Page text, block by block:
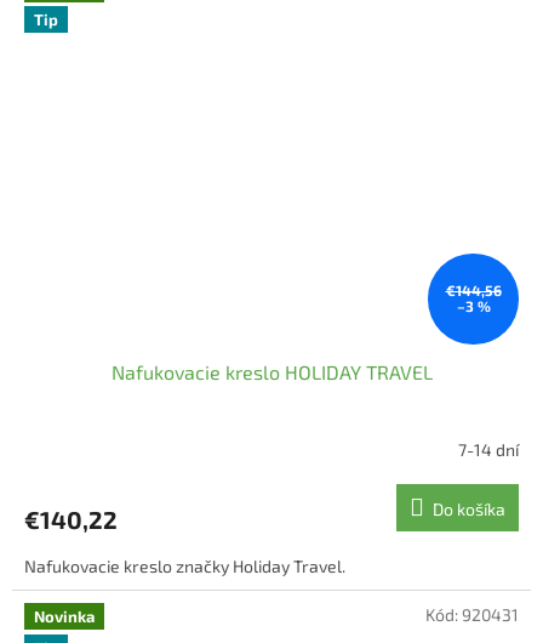
Tip
€144,56
–3 %
Nafukovacie kreslo HOLIDAY TRAVEL
7-14 dní
€140,22 Do košíka
Nafukovacie kreslo značky Holiday Travel.
Novinka
Kód:920431